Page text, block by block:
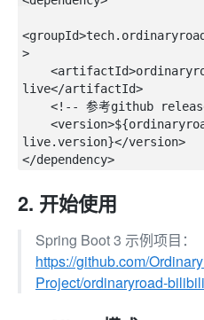
>
    <artifactId>ordinaryroad-bilibili-
live</artifactId>
    <!-- 参考github release版本，不需要前缀`v` -->
    <version>${ordinaryroad-bilibili-
live.version}</version>
2. 开始使用
Spring Boot 3 示例项目：
https://github.com/
Project/ordinaryroad-